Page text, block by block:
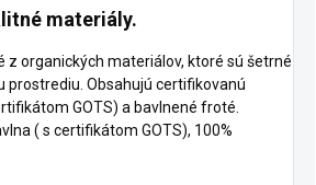
materiály.
z organických materiálov, ktoré sú šetrné
prostrediu. Obsahujú certifikovanú
GOTS) a bavlnené froté.
( s certifikátom GOTS), 100%